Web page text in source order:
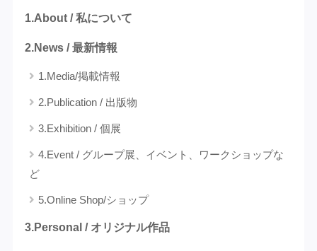
1.About / 私について
2.News / 最新情報
1.Media/掲載情報
2.Publication / 出版物
3.Exhibition / 個展
4.Event / グループ展、イベント、ワークショップな
ど
5.Online Shop/ショップ
3.Personal / オリジナル作品